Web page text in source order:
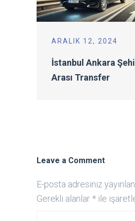
ARALIK 12, 2024
İstanbul Ankara
Arası Transfer
Leave a Comment
E-posta adresiniz
Gerekli alanlar * ile